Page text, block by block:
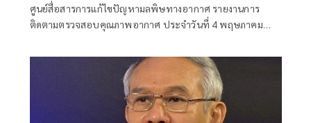
ศูนย์สื่อสารการแก้ไขปัญหามลพิษทางอากาศ รายงานการ
ติดตามตรวจสอบคุณภาพอากาศ ประจำวันที่ 4 พฤษภาคม